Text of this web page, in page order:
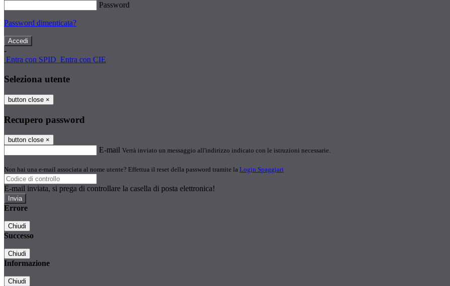
Password
Password dimenticata?
-
Entra con SPID Entra con CIE
Seleziona utente
button close ×
Recupero password
button close ×
E-mail Verrà inviato un messaggio all'indirizzo indicato con le istruzioni necessarie.
Non hai una e-mail associata al nome utente? Effettua il reset della password tramite la Login Spaggiari
E-mail inviata, si prega di controllare la casella di posta elettronica!
Errore
Chiudi
Successo
Chiudi
Informazione
Chiudi